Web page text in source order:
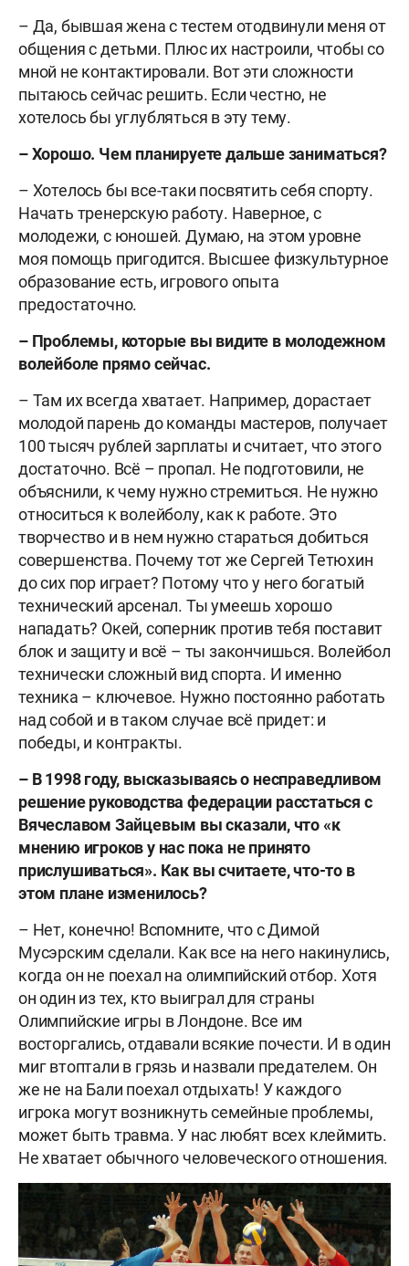
– Да, бывшая жена с тестем отодвинули меня от
общения с детьми. Плюс их настроили, чтобы со
мной не контактировали. Вот эти сложности
пытаюсь сейчас решить. Если честно, не
хотелось бы углубляться в эту тему.
– Хорошо. Чем планируете дальше заниматься?
– Хотелось бы все-таки посвятить себя спорту.
Начать тренерскую работу. Наверное, с
молодежи, с юношей. Думаю, на этом уровне
моя помощь пригодится. Высшее физкультурное
образование есть, игрового опыта
предостаточно.
– Проблемы, которые вы видите в молодежном
волейболе прямо сейчас.
– Там их всегда хватает. Например, дорастает
молодой парень до команды мастеров, получает
100 тысяч рублей зарплаты и считает, что этого
достаточно. Всё – пропал. Не подготовили, не
объяснили, к чему нужно стремиться. Не нужно
относиться к волейболу, как к работе. Это
творчество и в нем нужно стараться добиться
совершенства. Почему тот же Сергей Тетюхин
до сих пор играет? Потому что у него богатый
технический арсенал. Ты умеешь хорошо
нападать? Окей, соперник против тебя поставит
блок и защиту и всё – ты закончишься. Волейбол
технически сложный вид спорта. И именно
техника – ключевое. Нужно постоянно работать
над собой и в таком случае всё придет: и
победы, и контракты.
– В 1998 году, высказываясь о несправедливом
решение руководства федерации расстаться с
Вячеславом Зайцевым вы сказали, что «к
мнению игроков у нас пока не принято
прислушиваться». Как вы считаете, что-то в
этом плане изменилось?
– Нет, конечно! Вспомните, что с Димой
Мусэрским сделали. Как все на него накинулись,
когда он не поехал на олимпийский отбор. Хотя
он один из тех, кто выиграл для страны
Олимпийские игры в Лондоне. Все им
восторгались, отдавали всякие почести. И в один
миг втоптали в грязь и назвали предателем. Он
же не на Бали поехал отдыхать! У каждого
игрока могут возникнуть семейные проблемы,
может быть травма. У нас любят всех клеймить.
Не хватает обычного человеческого отношения.